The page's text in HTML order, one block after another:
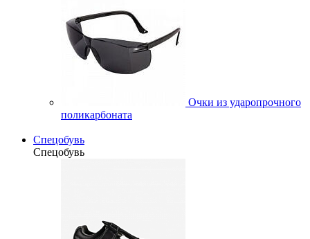
Очки из ударопрочного
поликарбоната
Спецобувь
Спецобувь